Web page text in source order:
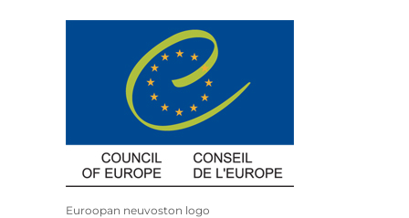
Euroopan neuvoston logo